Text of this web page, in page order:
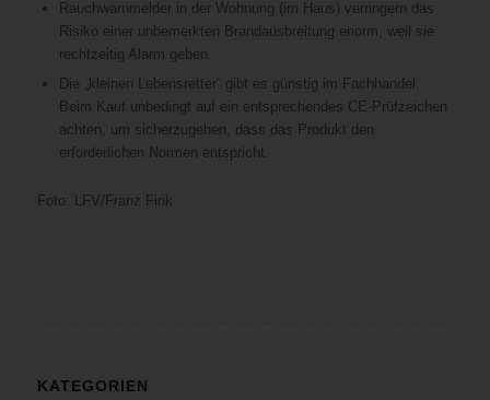
Rauchwarnmelder in der Wohnung (im Haus) verringern das
Risiko einer unbemerkten Brandausbreitung enorm, weil sie
rechtzeitig Alarm geben.
Die „kleinen Lebensretter“ gibt es günstig im Fachhandel.
Beim Kauf unbedingt auf ein entsprechendes CE-Prüfzeichen
achten, um sicherzugehen, dass das Produkt den
erforderlichen Normen entspricht.
Foto: LFV/Franz Fink
KATEGORIEN